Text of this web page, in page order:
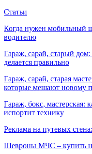
Статьи
Когда нужен мобильный
водителю
Гараж, сарай, старый дом:
делается правильно
Гараж, сарай, старая
которые мешают новому
Гараж, бокс, мастерская:
испортит технику
Реклама на путевых
Шевроны МЧС – купить